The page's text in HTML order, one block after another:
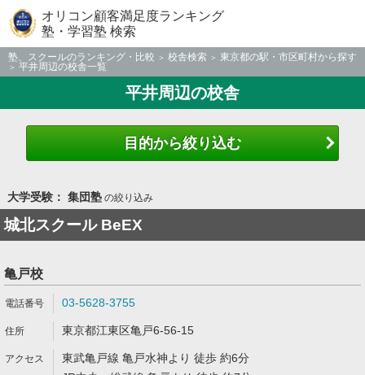
オリコン顧客満足度ランキング
塾・学習塾 検索
塾、スクールのランキング・比較 校舎検索
東京都の駅・市区町村から探す
平井周辺の校舎一覧
平井周辺の校舎
目的から絞り込む
大学受験： 集団塾の絞り込み
城北スクール BeEX
亀戸校
03-5628-3755
東京都江東区亀戸6-56-15
東武亀戸線 亀戸水神より 徒歩 約6分